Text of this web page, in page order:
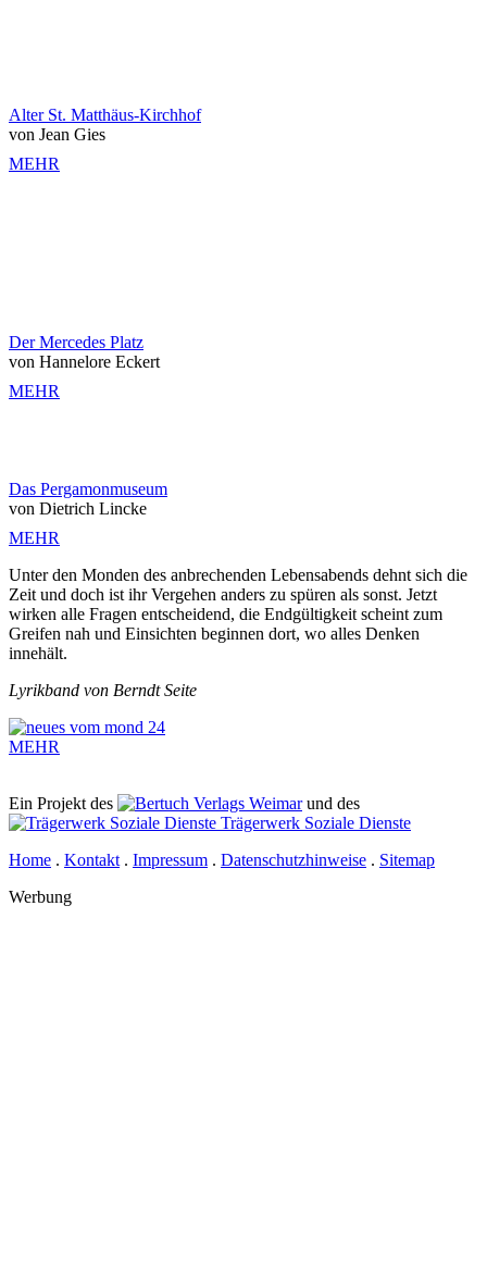
Alter St. Matthäus-Kirchhof
von Jean Gies
MEHR
Der Mercedes Platz
von Hannelore Eckert
MEHR
Das Pergamonmuseum
von Dietrich Lincke
MEHR
Unter den Monden des anbrechenden Lebensabends dehnt sich die
Zeit und doch ist ihr Vergehen anders zu spüren als sonst. Jetzt
wirken alle Fragen entscheidend, die Endgültigkeit scheint zum
Greifen nah und Einsichten beginnen dort, wo alles Denken
innehält.
Lyrikband von Berndt Seite
MEHR
Ein Projekt des Verlags Weimarund des
Trägerwerk Soziale Dienste
Home . Kontakt . Impressum . Datenschutzhinweise . Sitemap
Werbung